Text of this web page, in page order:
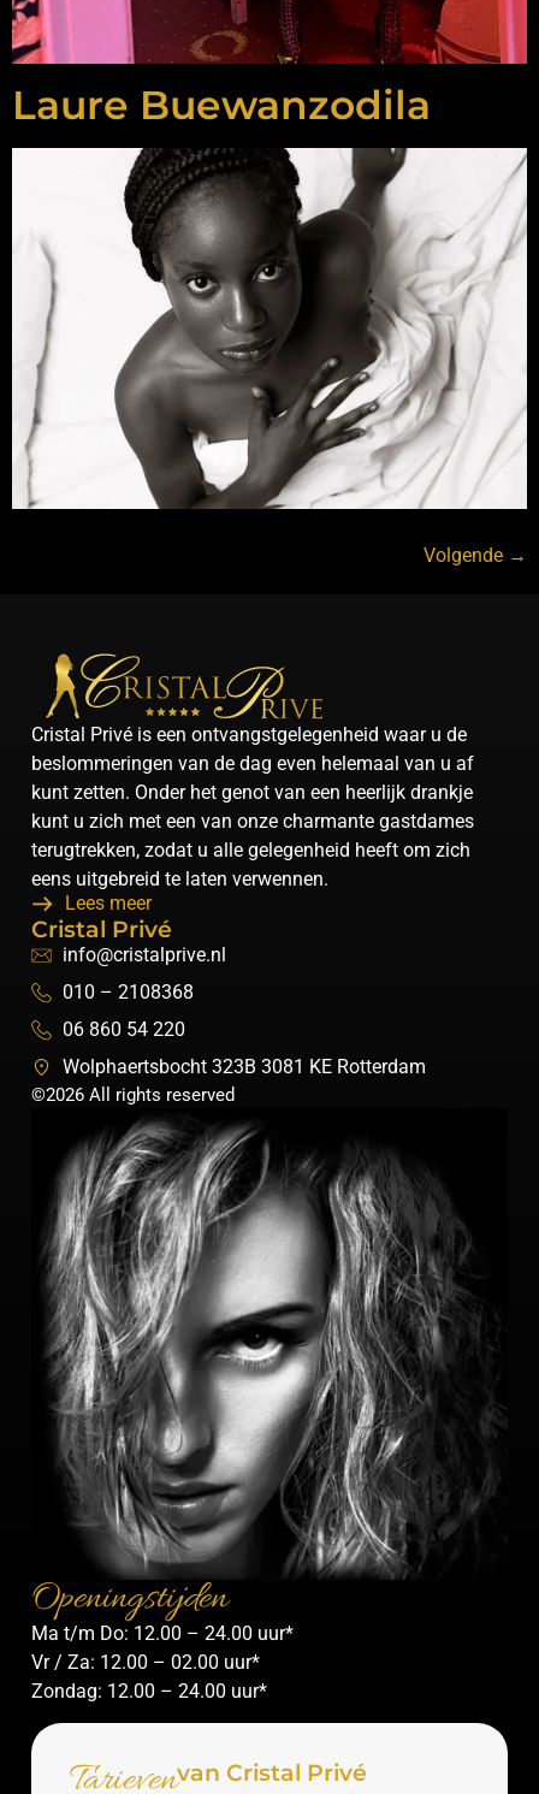
Laure Buewanzodila
Volgende →
Cristal Privé is een ontvangstgelegenheid waar u de
beslommeringen van de dag even helemaal van u af
kunt zetten. Onder het genot van een heerlijk drankje
kunt u zich met een van onze charmante gastdames
terugtrekken, zodat u alle gelegenheid heeft om zich
eens uitgebreid te laten verwennen.
Lees meer
Cristal Privé
info@cristalprive.nl
010 – 2108368
06 860 54 220
Wolphaertsbocht 323B 3081 KE Rotterdam
©2026 All rights reserved
Openingstijden
Ma t/m Do: 12.00 – 24.00 uur*
Vr / Za: 12.00 – 02.00 uur*
Zondag: 12.00 – 24.00 uur*
Tarievenvan Cristal Privé